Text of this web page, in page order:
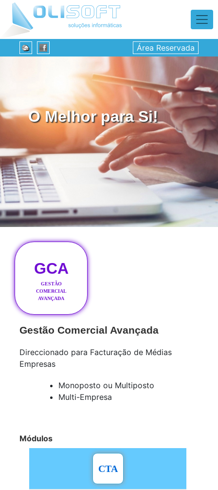
Área Reservada
O Melhor para Si!
GCA
GESTÃO
COMERCIAL
AVANÇADA
Gestão Comercial Avançada
Direccionado para Facturação de Médias
Empresas
Monoposto ou Multiposto
Multi-Empresa
Módulos
CTA